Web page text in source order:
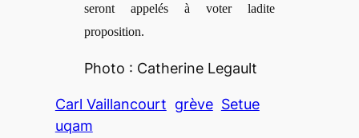
seront appelés àvoter ladite
proposition.
Photo : Catherine Legault
Carl Vaillancourt grève Setue
uqam